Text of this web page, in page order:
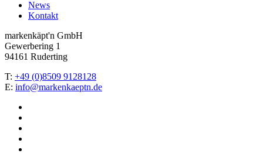
News
Kontakt
markenkäpt'n GmbH
Gewerbering 1
94161 Ruderting
T: +49 (0)8509 9128128
E: info@markenkaeptn.de